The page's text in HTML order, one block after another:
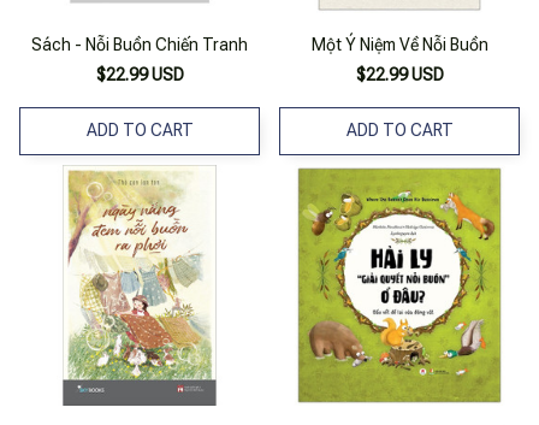
Sách - Nỗi Buồn Chiến Tranh
$22.99 USD
ADD TO CART
Một Ý Niệm Về Nỗi Buồn
$22.99 USD
ADD TO CART